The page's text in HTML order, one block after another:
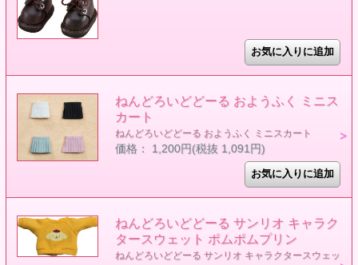
ねんどろいどどーる おようふく ミニス
カート
ねんどろいどどーる おようふく ミニスカート
価格： 1,200円(税抜 1,091円)
ねんどろいどどーる サンリオ キャラク
タースウェット ポムポムプリン
ねんどろいどどーる サンリオ キャラクタースウェッ